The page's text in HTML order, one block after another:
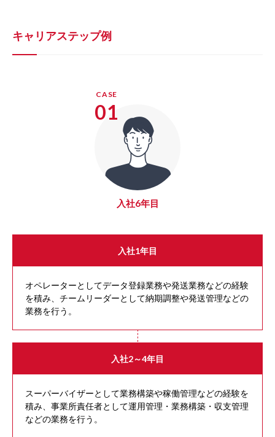
キャリアステップ例
CASE
01
入社6年目
入社1年目
オペレーターとしてデータ登録業務や発送業務などの経験
を積み、チームリーダーとして納期調整や発送管理などの
業務を行う。
入社2～4年目
スーパーバイザーとして業務構築や稼働管理などの経験を
積み、事業所責任者として運用管理・業務構築・収支管理
などの業務を行う。